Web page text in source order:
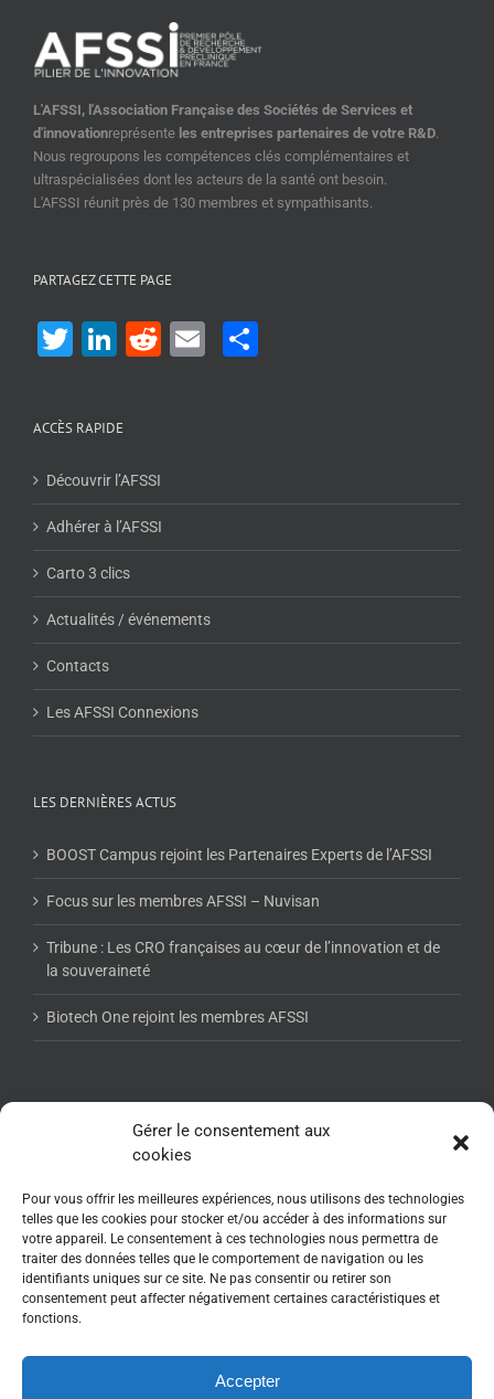
Gérer le consentement aux
cookies
Pour vous offrir les meilleures expériences, nous utilisons des technologies
telles que les cookies pour stocker et/ou accéder à des informations sur
votre appareil. Le consentement à ces technologies nous permettra de
traiter des données telles que le comportement de navigation ou les
identifiants uniques sur ce site. Ne pas consentir ou retirer son
consentement peut affecter négativement certaines caractéristiques et
fonctions.
Accepter
L'AFSSI, l'Association Française des Sociétés de Services et
d'innovationreprésente les entreprises partenaires de votre R&D.
Nous regroupons les compétences clés complémentaires et
ultraspécialisées dont les acteurs de la santé ont besoin.
L'AFSSI réunit près de 130 membres et sympathisants.
PARTAGEZ CETTE PAGE
Twitter
LinkedIn
Reddit
Email
ACCÈS RAPIDE
Découvrir l’AFSSI
Adhérer à l’AFSSI
Carto 3 clics
Actualités / événements
Contacts
Les AFSSI Connexions
LES DERNIÈRES ACTUS
BOOST Campus rejoint les Partenaires Experts de l’AFSSI
Focus sur les membres AFSSI – Nuvisan
Tribune : Les CRO françaises au cœur de l’innovation et de
la souveraineté
Biotech One rejoint les membres AFSSI
NEWSLETTER AFSSI